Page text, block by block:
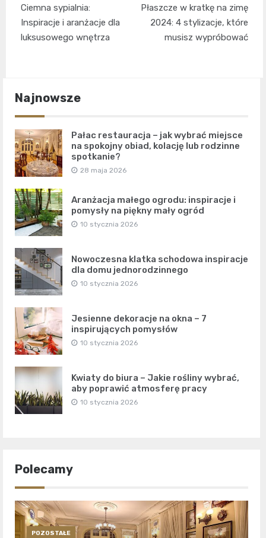
wpisu
Ciemna sypialnia:
Inspiracje i aranżacje dla
luksusowego wnętrza
Płaszcze w kratkę na zimę
2024: 4 stylizacje, które
musisz wypróbować
Najnowsze
Pałac restauracja – jak wybrać miejsce
na spokojny obiad, kolację lub rodzinne
spotkanie?
28 maja 2026
Aranżacja małego ogrodu: inspiracje i
pomysły na piękny mały ogród
10 stycznia 2026
Nowoczesna klatka schodowa inspiracje
dla domu jednorodzinnego
10 stycznia 2026
Jesienne dekoracje na okna – 7
inspirujących pomysłów
10 stycznia 2026
Kwiaty do biura – Jakie rośliny wybrać,
aby poprawić atmosferę pracy
10 stycznia 2026
Polecamy
POZOSTAŁE